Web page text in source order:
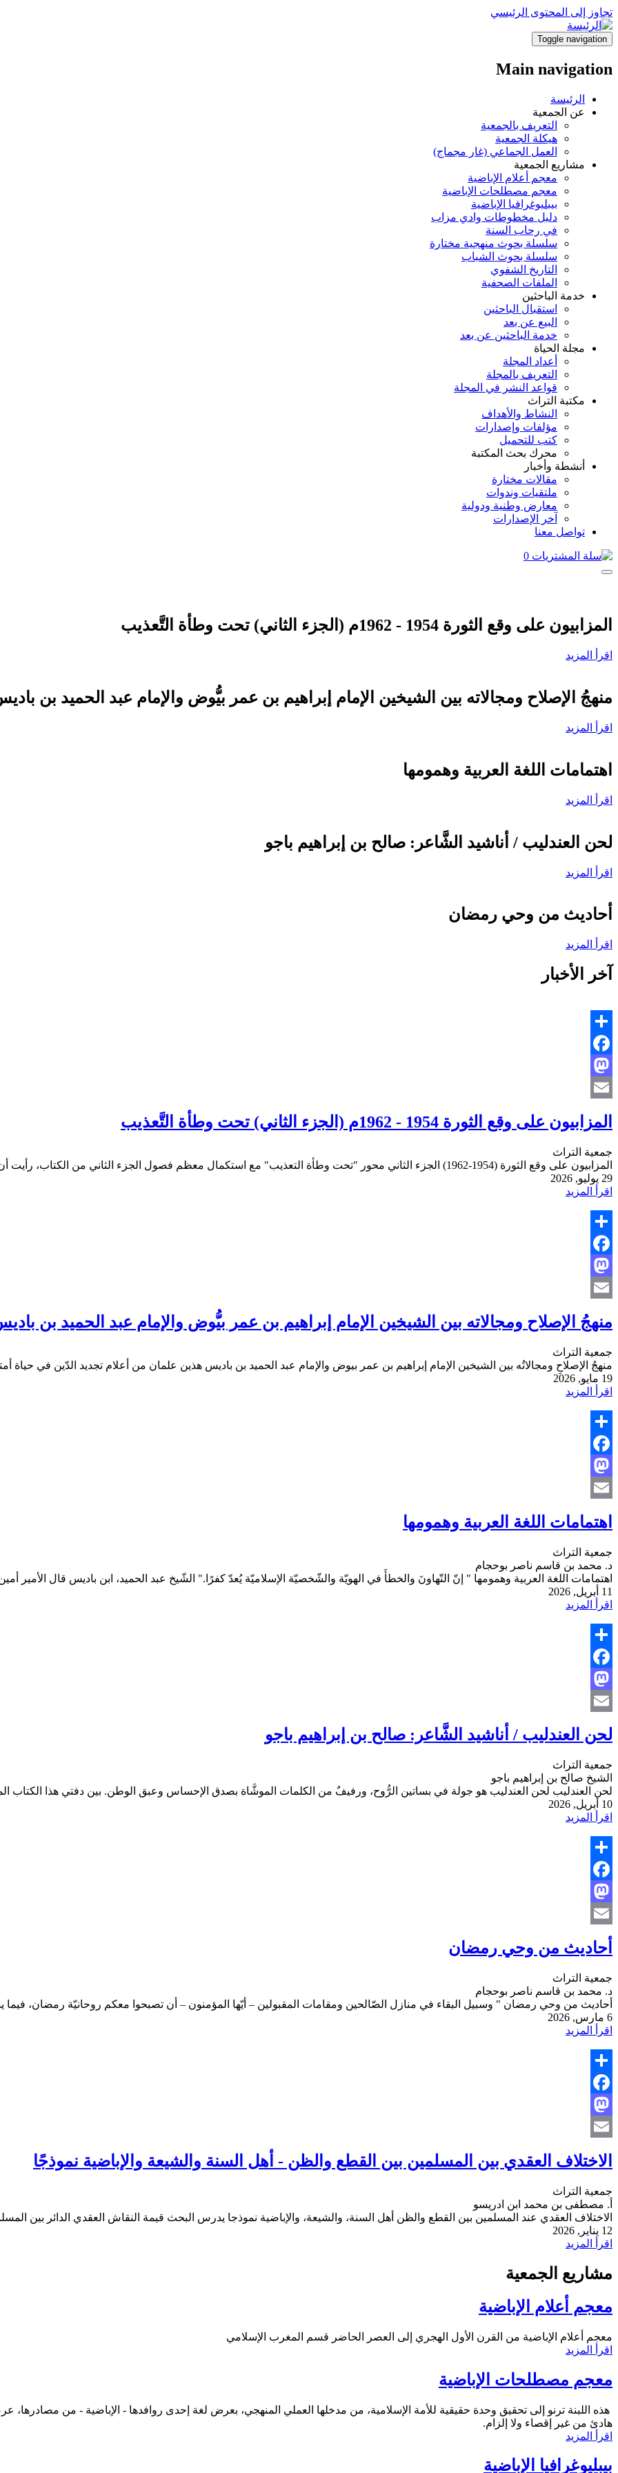
تجاوز إلى المحتوى الرئيسي
Toggle navigation
Main navigation
الرئيسة
عن الجمعية
التعريف بالجمعية
هيكلة الجمعية
العمل الجماعي (غار مجماج)
مشاريع الجمعية
معجم أعلام الإباضية
معجم مصطلحات الإباضية
بيبليوغرافيا الإباضية
دليل مخطوطات وادي مزاب
في رحاب السنة
سلسلة بحوث منهجية مختارة
سلسلة بحوث الشباب
التاريخ الشفوي
الملفات الصحفية
خدمة الباحثين
استقبال الباحثين
البيع عن بعد
خدمة الباحثين عن بعد
مجلة الحياة
أعداد المجلة
التعريف بالمجلة
قواعد النشر في المجلة
مكتبة التراث
النشاط والأهداف
مؤلفات وإصدارات
كتب للتحميل
محرك بحث المكتبة
أنشطة وأخبار
مقالات مختارة
ملتقيات وندوات
معارض وطنية ودولية
آخر الإصدارات
تواصل معنا
0
المزابيون على وقع الثورة 1954 - 1962م (الجزء الثاني) تحت وطأة التَّعذيب
اقرأ المزيد
منهجُ الإصلاح ومجالاته بين الشيخين الإمام إبراهيم بن عمر بيُّوض والإمام عبد الحميد بن
اقرأ المزيد
اهتمامات اللغة العربية وهمومها
اقرأ المزيد
لحن العندليب / أناشيد الشَّاعر: صالح بن إبراهيم باجو
اقرأ المزيد
أحاديث من وحي رمضان
اقرأ المزيد
آخر الأخبار
Share
Facebook
Mastodon
المزابيون على وقع الثورة 1954 - 1962م (الجزء الثاني) تحت وطأة التَّعذيب
جمعية التراث
المزابيون على وقع الثورة (1954-1962) الجزء الثاني محور "تحت وطأة التعذيب" مع استكمال معظم فصول الجزء الثاني من الكتاب، رأيت أن أستعجل هذا المحور
29 يوليو, 2026
اقرأ المزيد
Share
Facebook
Mastodon
منهجُ الإصلاح ومجالاته بين الشيخين الإمام إبراهيم بن عمر بيُّوض والإمام عبد الحميد بن
جمعية التراث
منهجُ الإصلاحِ ومجالاتُه بين الشيخين الإمام إبراهيم بن عمر بيوض والإمام عبد الحميد بن باديس هذين علمان من أعلام تجديد الدّين في حياة
19 مايو, 2026
اقرأ المزيد
Share
Facebook
Mastodon
اهتمامات اللغة العربية وهمومها
جمعية التراث
د. محمد بن قاسم ناصر بوحجام
اهتمامات اللغة العربية وهمومها " إنّ التّهاونَ والخطأَ في الهويّة والشّخصيّة الإسلاميّة يُعدّ كفرًا." الشّيخ عبد الحميد، ابن باديس قال الأمير
11 أبريل, 2026
اقرأ المزيد
Share
Facebook
Mastodon
لحن العندليب / أناشيد الشَّاعر: صالح بن إبراهيم باجو
جمعية التراث
الشيخ صالح بن إبراهيم باجو
لحن العندليب لحن العندليب هو جولة في بساتين الرُّوح، ورفيفٌ من الكلمات الموشَّاة بصدق الإحساس وعبق الوطن. بين دفتي هذا الكتاب
10 أبريل, 2026
اقرأ المزيد
Share
Facebook
Mastodon
Email
أحاديث من وحي رمضان
جمعية التراث
د. محمد بن قاسم ناصر بوحجام
أحاديث من وحي رمضان " وسبيل البقاء في منازل الصّالحين ومقامات المقبولين – أيّها المؤمنون – أن تصبحوا معكم روحانيّة رمضان،
6 مارس, 2026
اقرأ المزيد
Share
Facebook
Mastodon
الاختلاف العقدي بين المسلمين بين القطع والظن - أهل السنة والشيعة والإباضية نموذجًا
جمعية التراث
أ. مصطفى بن محمد ابن ادريسو
الاختلاف العقدي عند المسلمين بين القطع والظن أهل السنة، والشيعة، والإباضية نموذجا يدرس البحث قيمة النقاش العقدي الدائر بين
12 يناير, 2026
اقرأ المزيد
مشاريع الجمعية
معجم أعلام الإباضية
معجم أعلام الإباضية من القرن الأول الهجري إلى العصر الحاضر قسم المغرب الإسلامي
اقرأ المزيد
معجم مصطلحات الإباضية
هذه اللبنة ترنو إلى تحقيق وحدة حقيقية للأمة الإسلامية، من مدخلها العملي المنهجي، بعرض لغة إحدى روافدها - الإباضية - من مصادرها،
هادئ من غير إقصاء ولا إلزام.
اقرأ المزيد
بيبليوغرافيا الإباضية